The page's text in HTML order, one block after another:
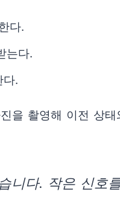
다.
는다.
다.
을 촬영해 이전 상
니다. 작은 신호